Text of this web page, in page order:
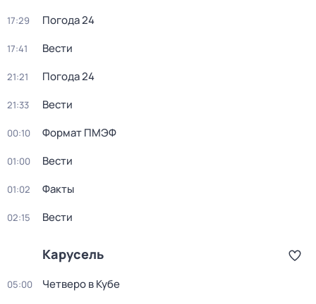
17:29 Погода 24
17:41 Вести
21:21 Погода 24
21:33 Вести
00:10 Формат ПМЭФ
01:00 Вести
01:02 Факты
02:15 Вести
Карусель
05:00 Четверо в Кубе